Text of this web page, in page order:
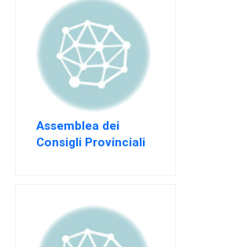
CERTIFICAZIONE
EVENTI
AREA
RISERVATA
Assemblea dei
Consigli Provinciali